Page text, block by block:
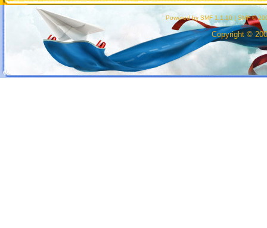
Powered by SMF 1.1.10 | SMF ©
Copyright ©